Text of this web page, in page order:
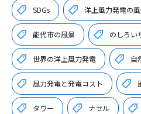
SDGs 洋上風力発電の
能代市の風景 のしろい
世界の洋上風力発電 自
風力発電と発電コスト
タワー ナセル